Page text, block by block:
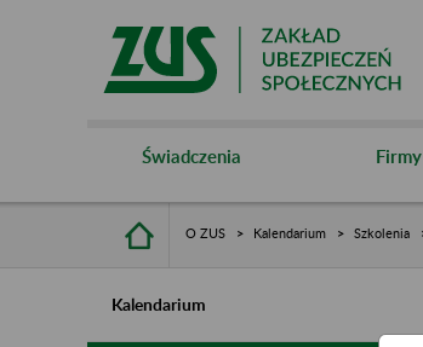
Świadczenia Firmy
O ZUS Kalendarium Szkolenia
Kalendarium